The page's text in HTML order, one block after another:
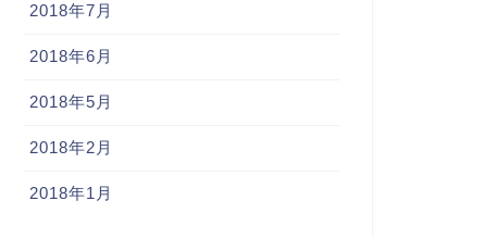
2018年7月
2018年6月
2018年5月
2018年2月
2018年1月